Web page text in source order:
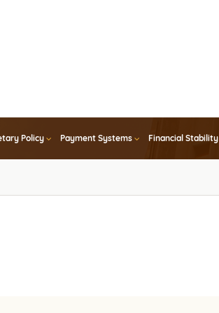
Policy Payment Systems Financial Stability